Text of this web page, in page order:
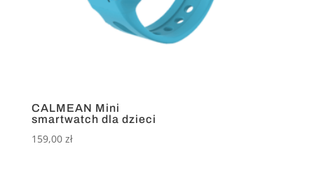
CALMEAN Mini
smartwatch dla dzieci
159,00 zł